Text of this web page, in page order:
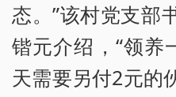
态。”该村党支部
锴元介绍，“领养
天需要另付2元的